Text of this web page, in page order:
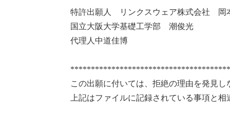
特許出願人 リンクスウェア株式会社
国立大阪大学基礎工学部 潮俊光
代理人中道佳博
この出願に付いては、拒絶の理由を発見し
上記はファイルに記録されている事項と相